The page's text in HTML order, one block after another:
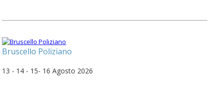
Bruscello Poliziano
13 - 14 - 15- 16 Agosto 2026